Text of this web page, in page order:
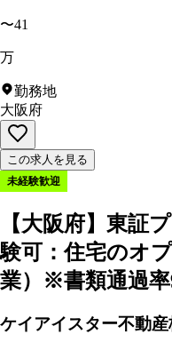
〜41
万
勤務地
大阪府
この求人を見る
未経験歓迎
【大阪府】東証
験可：住宅のオ
業）※書類通過
ケイアイスター不動